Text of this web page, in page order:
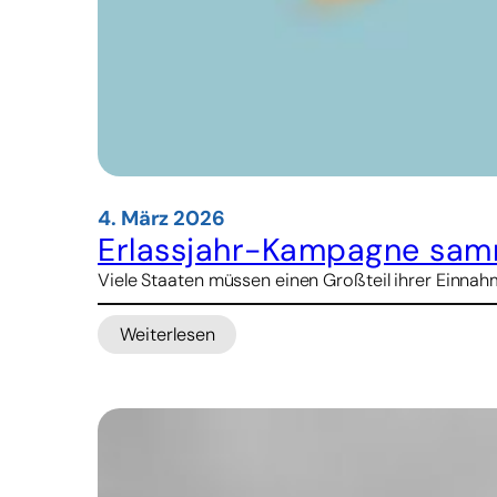
4. März 2026
Erlassjahr-Kampagne
Viele Staaten müssen einen Großteil ihrer
Weiterlesen
: